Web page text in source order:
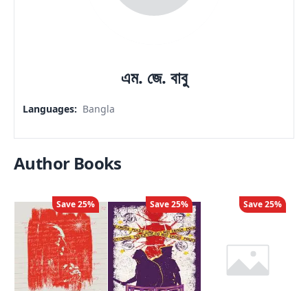
এম. জে. বাবু
Languages: Bangla
Author Books
Save25% Save25% Save25%